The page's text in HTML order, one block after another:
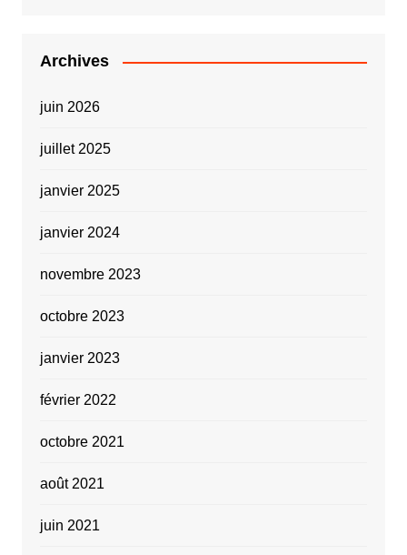
Archives
juin 2026
juillet 2025
janvier 2025
janvier 2024
novembre 2023
octobre 2023
janvier 2023
février 2022
octobre 2021
août 2021
juin 2021